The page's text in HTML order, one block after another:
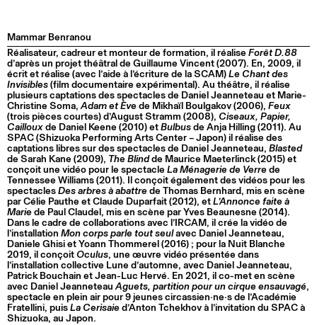
Mammar Benranou
Réalisateur, cadreur et monteur de formation, il réalise Forêt D.88
d’après un projet théâtral de Guillaume Vincent (2007). En, 2009, il
écrit et réalise (avec l’aide à l’écriture de la SCAM) Le Chant des
Invisibles (film documentaire expérimental). Au théâtre, il réalise
plusieurs captations des spectacles de Daniel Jeanneteau et Marie-
Christine Soma,Adam et Ève de Mikhaïl Boulgakov (2006), Feux
(trois pièces courtes) d’August Stramm (2008), Ciseaux, Papier,
Cailloux de Daniel Keene (2010) et Bulbus de Anja Hilling (2011). Au
SPAC (Shizuoka Performing Arts Center – Japon) il réalise des
captations libres sur des spectacles de Daniel Jeanneteau, Blasted
de Sarah Kane (2009), The Blindde Maurice Maeterlinck (2015) et
conçoit une vidéo pour le spectacle La Ménagerie de Verre de
Tennessee Williams (2011). Il conçoit également des vidéos pour les
spectacles Des arbres à abattre de Thomas Bernhard, mis en scène
par Célie Pauthe et Claude Duparfait (2012), et L’Annonce faite à
Marie de Paul Claudel, mis en scène par Yves Beaunesne (2014).
Dans le cadre de collaborations avec l’IRCAM, il crée la vidéo de
l’installation Mon corps parle tout seulavec Daniel Jeanneteau,
Daniele Ghisi et Yoann Thommerel (2016) ; pour la Nuit Blanche
2019, il conçoit Oculus, une œuvre vidéo présentée dans
l’installation collective Lune d’automne, avec Daniel Jeanneteau,
Patrick Bouchain et Jean-Luc Hervé. En 2021, il co-met en scène
avec Daniel JeanneteauAguets, partition pour un cirque ensauvagé,
spectacle en plein air pour 9 jeunes circassien·ne·s de l’Académie
Fratellini, puis La Cerisaie d’Anton Tchekhov à l’invitation du SPAC à
Shizuoka, au Japon.